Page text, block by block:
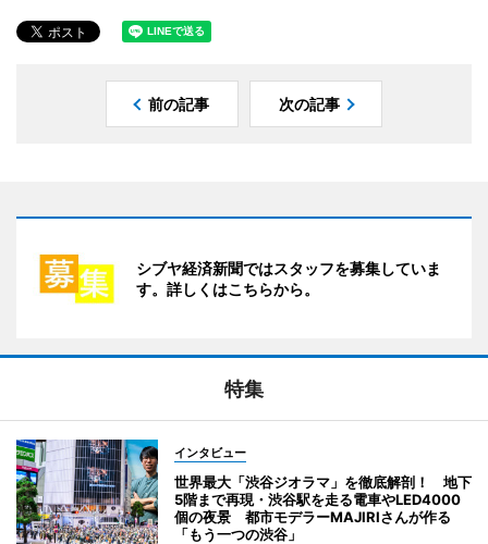
前の記事 次の記事
シブヤ経済新聞ではスタッフを募集していま
す。詳しくはこちらから。
特集
インタビュー
世界最大「渋谷ジオラマ」を徹底解剖！ 地下
5階まで再現・渋谷駅を走る電車やLED4000
個の夜景 都市モデラーMAJIRIさんが作る
「もう一つの渋谷」